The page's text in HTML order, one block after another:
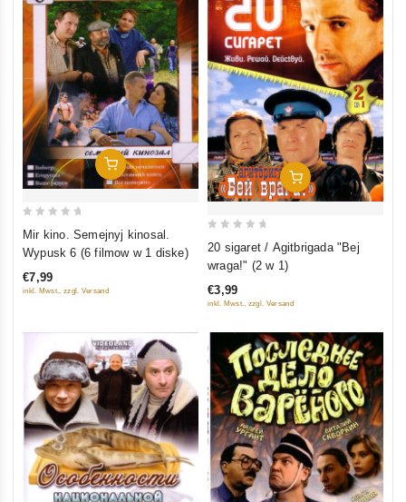
In Den Warenkorb
5
Mir kino. Semejnyj kinosal.
Wypusk 6 (6 filmow w 1 diske)
€7,99
inkl. Mwst., zzgl. Versand
In Den Warenkorb
5
20 sigaret / Agitbrigada "Bej
wraga!" (2 w 1)
€3,99
inkl. Mwst., zzgl. Versand